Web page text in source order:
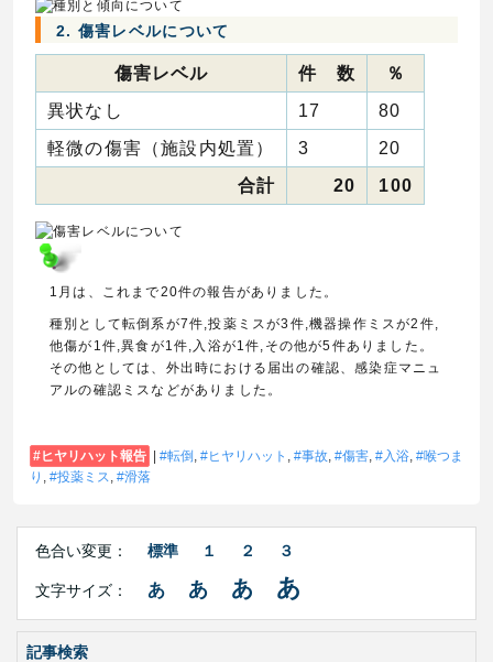
2. 傷害レベルについて
傷害レベル 件 数
％
異状なし
17
80
軽微の傷害（施設内処置）
3
20
合計
20 100
1月は、これまで20件の報告がありました。
種別として転倒系が7件,投薬ミスが3件,機器操作ミスが2件,
他傷が1件,異食が1件,入浴が1件,その他が5件ありました。
その他としては、外出時における届出の確認、感染症マニュ
アルの確認ミスなどがありました。
ヒヤリハット報告 | 転倒, ヒヤリハット , 事故, 傷害, 入浴,
喉つま
り , 投薬ミス, 滑落
Right
Contents
合
色合い変更： 標準 １ ２ ３
文字サイズ： あ あ あ あ
記事検索